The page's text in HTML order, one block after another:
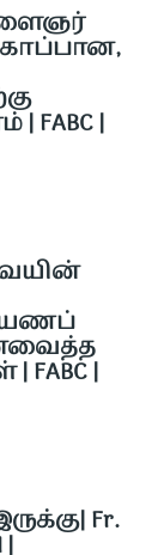
FABC |
| FABC |
Fr.
|